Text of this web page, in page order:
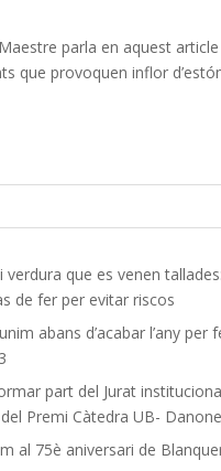
parla en aquest
que provoquen inflor
verdura que es venen
de fer per evitar riscos
abans d’acabar l’any
part del Jurat
Premi Càtedra UB- Danone
al 75è aniversari de